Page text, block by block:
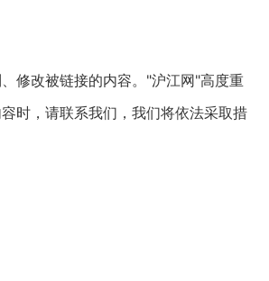
修改被链接的内容。"沪江网"高度重
时，请联系我们，我们将依法采取措